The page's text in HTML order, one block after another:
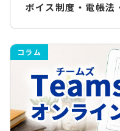
ボイス制度・電帳法
コラム